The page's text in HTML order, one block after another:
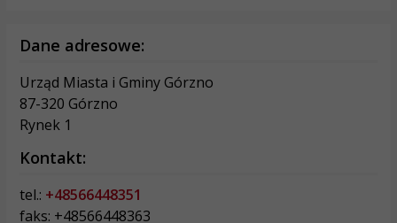
Dane adresowe:
Urząd Miasta i Gminy Górzno
87-320 Górzno
Rynek 1
Kontakt:
tel.: +48566448351
faks: +48566448363